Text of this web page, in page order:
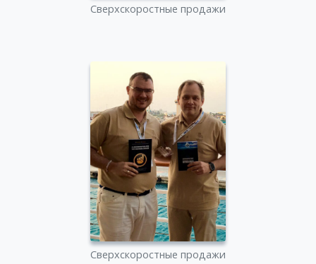
Сверхскоростные продажи
Сверхскоростные продажи